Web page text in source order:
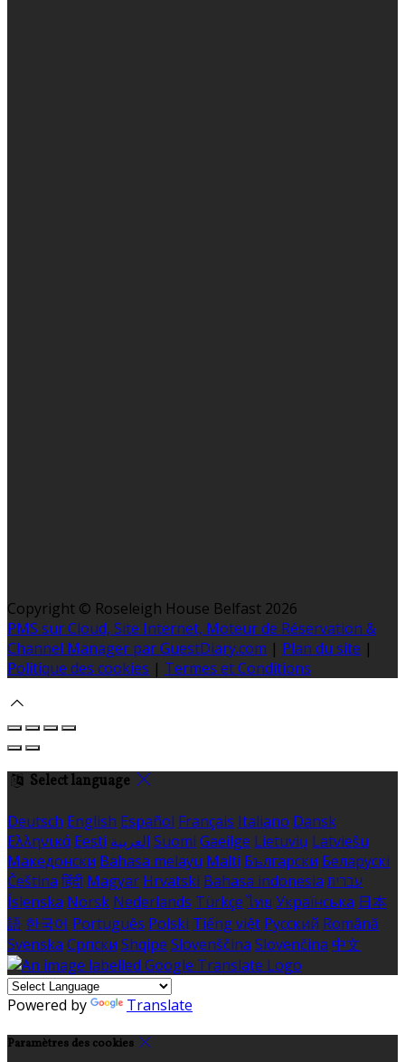
Copyright © Roseleigh House Belfast 2026
PMS sur Cloud, Site Internet, Moteur de Réservation &
Channel Manager par GuestDiary.com | Plan du site |
Politique des cookies | Termes et Conditions
Select language
Deutsch English Español Français Italiano Dansk
Ελληνικά Eesti العربية Suomi Gaeilge Lietuvių Latviešu
Македонски Bahasa melayu Malti Български Беларускі
Čeština हिंदी Magyar Hrvatski Bahasa indonesia עברית
Íslenska Norsk Nederlands Türkçe ไทย Українська 日本
語 한국어 Português Polski Tiếng việt Русский Română
Svenska Српски Shqipe Slovenščina Slovenčina 中文
Powered by Translate
Paramètres des cookies